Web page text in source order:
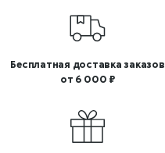
Бесплатная доставка заказов
от 6 000 ₽